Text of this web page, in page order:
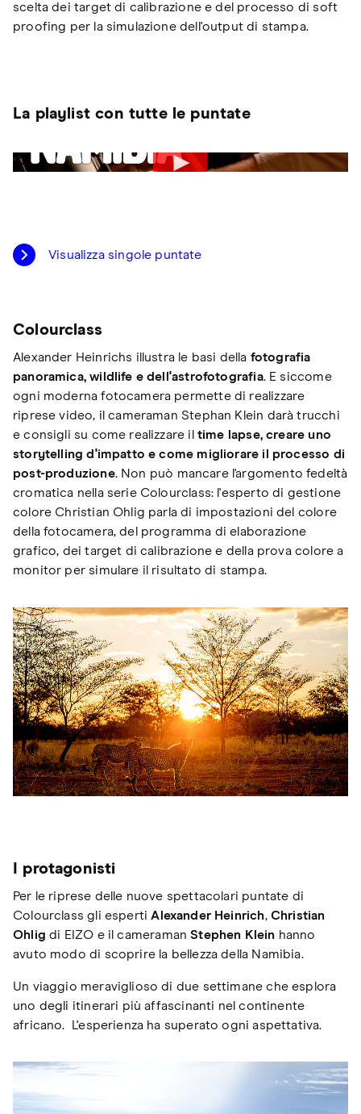
scelta dei target di calibrazione e del processo di soft
proofing per la simulazione dell'output di stampa.
La playlist con tutte le puntate
Visualizza singole puntate
Colourclass
Alexander Heinrichs illustra le basi della fotografia
panoramica, wildlife e dell'astrofotografia. E siccome
ogni moderna fotocamera permette di realizzare
riprese video, il cameraman Stephan Klein darà trucchi
e consigli su come realizzare il time lapse, creare uno
storytelling d'impatto e come migliorare il processo di
post-produzione. Non può mancare l'argomento fedeltà
cromatica nella serie Colourclass: l'esperto di gestione
colore Christian Ohlig parla di impostazioni del colore
della fotocamera, del programma di elaborazione
grafico, dei target di calibrazione e della prova colore a
monitor per simulare il risultato di stampa.
I protagonisti
Per le riprese delle nuove spettacolari puntate di
Colourclass gli espertiAlexander Heinrich, Christian
Ohlig di EIZO e il cameramanStephen Klein hanno
avuto modo di scoprire la bellezza della Namibia.
Un viaggio meraviglioso di due settimane che esplora
uno degli itinerari più affascinanti nel continente
africano. L'esperienza ha superato ogni aspettativa.